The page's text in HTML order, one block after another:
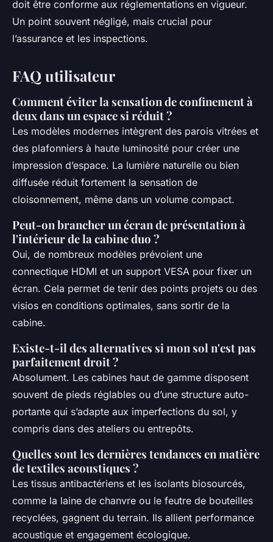
doit être conforme aux réglementations en vigueur.
Un point souvent négligé, mais crucial pour
l’assurance et les inspections.
FAQ utilisateur
Comment éviter la sensation de confinement à
deux dans un espace si réduit ?
Les modèles modernes intègrent des parois vitrées et
des plafonniers à haute luminosité pour créer une
impression d’espace. La lumière naturelle ou bien
diffusée réduit fortement la sensation de
cloisonnement, même dans un volume compact.
Peut-on brancher un écran de présentation à
l'intérieur de la cabine duo ?
Oui, de nombreux modèles prévoient une
connectique HDMI et un support VESA pour fixer un
écran. Cela permet de tenir des points projets ou des
visios en conditions optimales, sans sortir de la
cabine.
Existe-t-il des alternatives si mon sol n'est pas
parfaitement droit ?
Absolument. Les cabines haut de gamme disposent
souvent de pieds réglables ou d’une structure auto-
portante qui s’adapte aux imperfections du sol, y
compris dans des ateliers ou entrepôts.
Quelles sont les dernières tendances en matière
de textiles acoustiques ?
Les tissus antibactériens et les isolants biosourcés,
comme la laine de chanvre ou le feutre de bouteilles
recyclées, gagnent du terrain. Ils allient performance
acoustique et engagement écologique.